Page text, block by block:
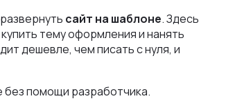
сайт на шаблоне. Здесь
тему оформления и нанять
дешевле, чем писать с нуля, и
без помощи разработчика.